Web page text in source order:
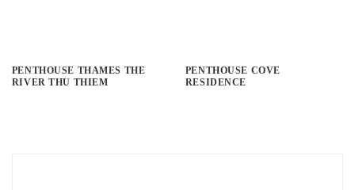
PENTHOUSE THAMES THE
RIVER THU THIEM
PENTHOUSE COVE
RESIDENCE